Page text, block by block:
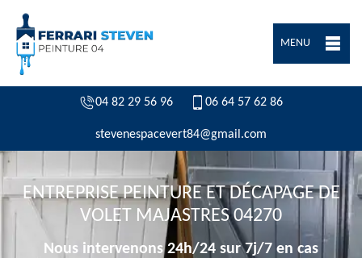
MENU
04 82 29 56 96 06 64 57 62 86
stevenespacevert84@gmail.com
ENTREPRISE PEINTURE ET DÉCAPAGE DE
VOLET MAJASTRES 04270
Nous intervenons 24h/24 sur 7j/7 en cas